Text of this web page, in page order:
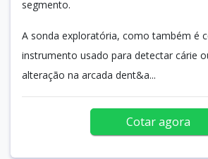
segmento.
A sonda exploratória, como também é
instrumento usado para detectar cárie
alteração na arcada dent&a...
Cotar agora